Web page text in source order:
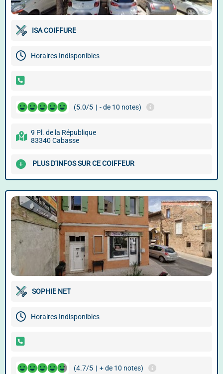
ISA COIFFURE
Horaires Indisponibles
(5.0/5 | - de 10 notes)
9 Pl. de la République
83340 Cabasse
PLUS D'INFOS SUR CE COIFFEUR
SOPHIE NET
Horaires Indisponibles
(4.7/5 | + de 10 notes)